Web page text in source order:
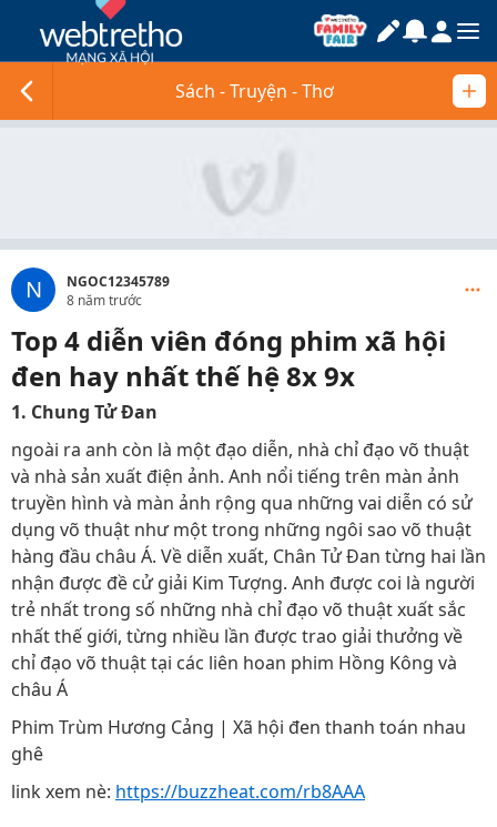
Sách - Truyện - Thơ
N
NGOC12345789
8 năm trước
Top 4 diễn viên đóng phim xã hội
đen hay nhất thế hệ 8x 9x
1. Chung Tử Đan
ngoài ra anh còn là một đạo diễn, nhà chỉ đạo võ thuật
và nhà sản xuất điện ảnh. Anh nổi tiếng trên màn ảnh
truyền hình và màn ảnh rộng qua những vai diễn có sử
dụng võ thuật như một trong những ngôi sao võ thuật
hàng đầu châu Á. Về diễn xuất, Chân Tử Đan từng hai lần
nhận được đề cử giải Kim Tượng. Anh được coi là người
trẻ nhất trong số những nhà chỉ đạo võ thuật xuất sắc
nhất thế giới, từng nhiều lần được trao giải thưởng về
chỉ đạo võ thuật tại các liên hoan phim Hồng Kông và
châu Á
Phim Trùm Hương Cảng | Xã hội đen thanh toán nhau
ghê
link xem nè: https://buzzheat.com/rb8AAA